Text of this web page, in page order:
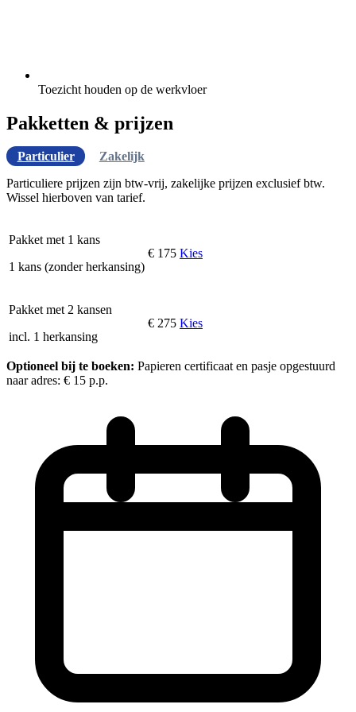
Toezicht houden op de werkvloer
Pakketten & prijzen
Particulier
Zakelijk
Particuliere prijzen zijn btw-vrij, zakelijke prijzen exclusief btw.
Wissel hierboven van tarief.
Pakket met 1 kans
1 kans (zonder herkansing)
€ 175 Kies
Pakket met 2 kansen
incl. 1 herkansing
€ 275 Kies
Optioneel bij te boeken: Papieren certificaat en pasje opgestuurd
naar adres: € 15 p.p.